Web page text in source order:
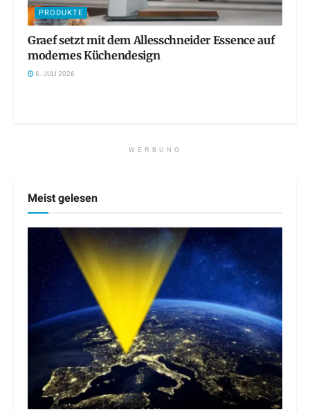
PRODUKTE
Graef setzt mit dem Allesschneider Essence auf
modernes Küchendesign
6. JULI 2026
WERBUNG
Meist gelesen